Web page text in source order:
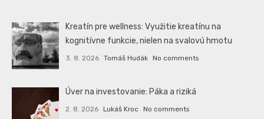
Kreatín pre wellness: Využitie kreatínu na
kognitívne funkcie, nielen na svalovú hmotu
3. 8. 2026 Tomáš Hudák No comments
Úver na investovanie: Páka a riziká
2. 8. 2026 Lukáš Kroc No comments